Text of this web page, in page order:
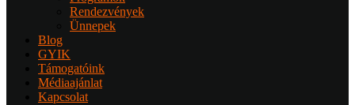
Rendezvények
Ünnepek
Blog
GYIK
Támogatóink
Médiaajánlat
Kapcsolat